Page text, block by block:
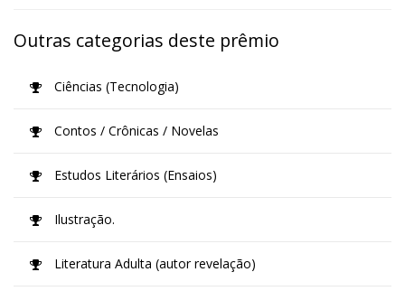
Outras categorias deste prêmio
Ciências (Tecnologia)
Contos / Crônicas / Novelas
Estudos Literários (Ensaios)
Ilustração.
Literatura Adulta (autor revelação)